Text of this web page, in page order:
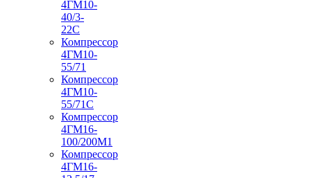
4ГМ10-
40/3-
22С
Компрессор
4ГМ10-
55/71
Компрессор
4ГМ10-
55/71С
Компрессор
4ГМ16-
100/200М1
Компрессор
4ГМ16-